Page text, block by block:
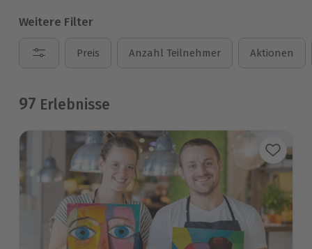
Weitere Filter
Preis Anzahl Teilnehmer Aktionen
97 Erlebnisse